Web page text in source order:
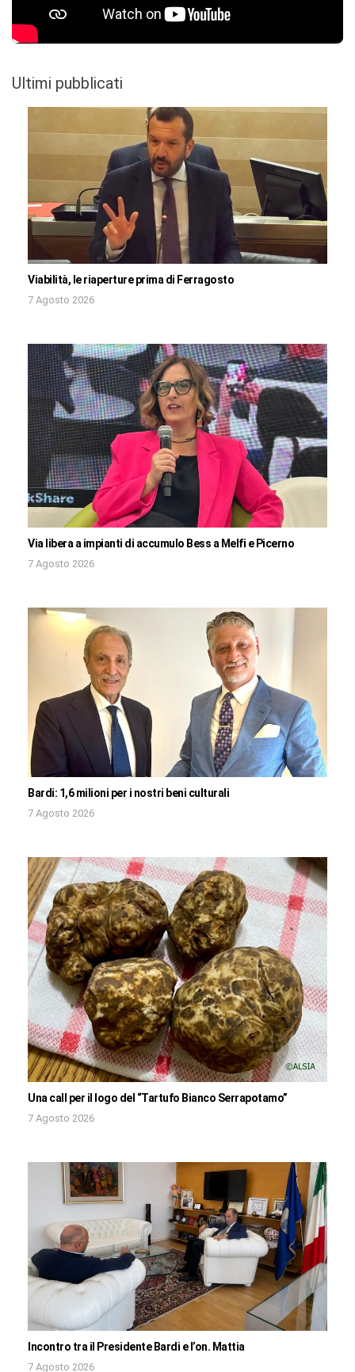
Ultimi pubblicati
Viabilità, le riaperture prima di Ferragosto
7 Agosto 2026
Via libera a impianti di accumulo Bess a Melfi e Picerno
7 Agosto 2026
Bardi: 1,6 milioni per i nostri beni culturali
7 Agosto 2026
Una call per il logo del “Tartufo Bianco Serrapotamo”
7 Agosto 2026
Incontro tra il Presidente Bardi e l’on. Mattia
7 Agosto 2026